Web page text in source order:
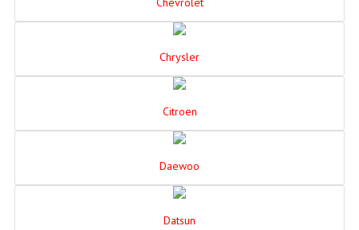
Chrysler
Citroen
Daewoo
Datsun